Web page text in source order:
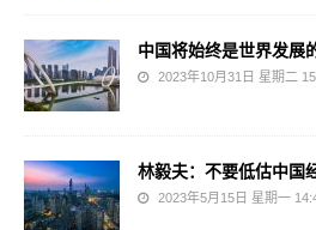
中国将始终是世界发展
2023年10月31日 星期二
林毅夫：不要低估中国
2023年5月15日 星期一